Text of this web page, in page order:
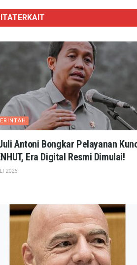
TERKAIT
Antoni Bongkar Pelayanan
Era Digital Resmi Dimulai!
2026